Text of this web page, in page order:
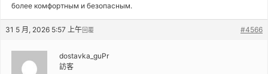
более комфортным и безопасным.
31 5 月, 2026 5:57 上午 #4566
回覆
dostavka_guPr
訪客